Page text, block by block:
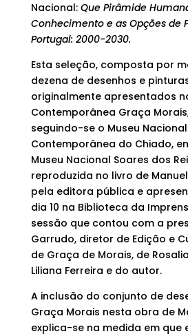
Nacional: Que Pirâmide
Conhecimento e as Opções de
Portugal: 2000-2030.
Esta seleção, composta por
dezena de desenhos e
originalmente apresentados
Contemporânea Graça
seguindo-se o Museu
Contemporânea do Chiado,
Museu Nacional Soares dos
reproduzida no livro de
pela editora pública e
dia 10 na Biblioteca da
sessão que contou com a
Garrudo, diretor de Edição e
de Graça de Morais, de
Liliana Ferreira e do autor.
A inclusão do conjunto de
Graça Morais nesta obra de
explica-se na medida em que